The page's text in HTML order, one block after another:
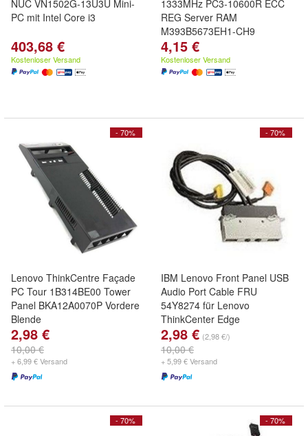
NUC VN1502G-13U3U Mini-
PC mit Intel Core i3
403,68 €
Kostenloser Versand
1333MHz PC3-10600R ECC
REG Server RAM
M393B5673EH1-CH9
4,15 €
Kostenloser Versand
- 70%
Lenovo ThinkCentre Façade
PC Tour 1B314BE00 Tower
Panel BKA12A0070P Vordere
Blende
2,98 €
10,00 €
+ 6,99 € Versand
- 70%
IBM Lenovo Front Panel USB
Audio Port Cable FRU
54Y8274 für Lenovo
ThinkCenter Edge
2,98 € (2,98 €/)
10,00 €
+ 5,99 € Versand
- 70% - 70%